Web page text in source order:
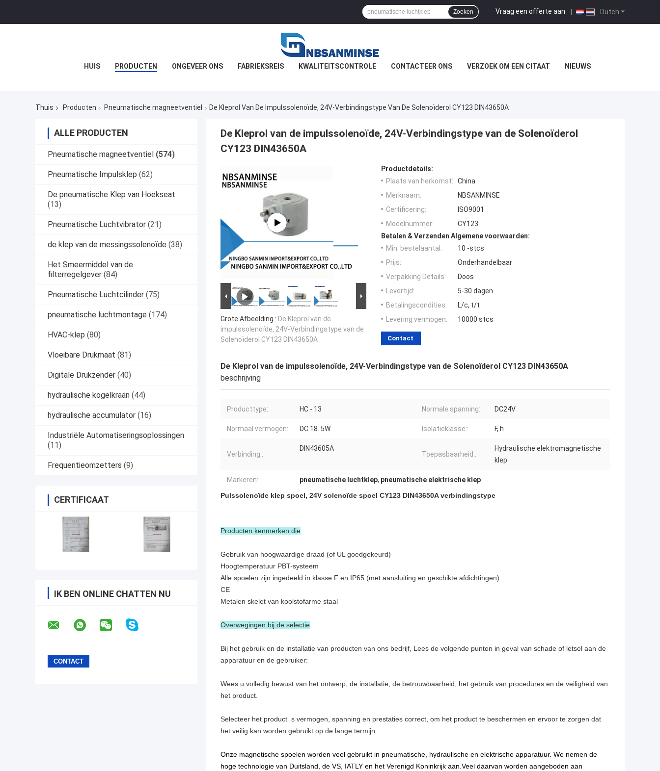
Dutch
Vraag een offerte aan |
Zoeken
HUIS PRODUCTEN ONGEVEER ONS FABRIEKSREIS KWALITEITSCONTROLE CONTACTEER ONS VERZOEK OM EEN CITAAT NIEUWS
Thuis Producten Pneumatische magneetventiel De Kleprol Van De Impulssolenoïde, 24V-Verbindingstype Van De Solenoïderol CY123 DIN43650A
ALLE PRODUCTEN
Pneumatische magneetventiel (574)
Pneumatische Impulsklep (62)
De pneumatische Klep van Hoekseat
(13)
Pneumatische Luchtvibrator (21)
de klep van de messingssolenoïde (38)
Het Smeermiddel van de
filterregelgever (84)
Pneumatische Luchtcilinder (75)
pneumatische luchtmontage (174)
HVAC-klep (80)
Vloeibare Drukmaat (81)
Digitale Drukzender (40)
hydraulische kogelkraan (44)
hydraulische accumulator (16)
Industriële Automatiseringsoplossingen
(11)
Frequentieomzetters (9)
CERTIFICAAT
IK BEN ONLINE CHATTEN NU
De Kleprol van de impulssolenoïde, 24V-Verbindingstype van de Solenoïderol
CY123 DIN43650A
Grote Afbeelding : De Kleprol van de
impulssolenoïde, 24V-Verbindingstype van de
Solenoïderol CY123 DIN43650A
Productdetails:
Plaats van herkomst:
China
Merknaam:
NBSANMINSE
Certificering:
ISO9001
Modelnummer:
CY123
Betalen & Verzenden Algemene voorwaarden:
Min. bestelaantal:
10 -stcs
Prijs:
Onderhandelbaar
Verpakking Details:
Doos
Levertijd:
5-30 dagen
Betalingscondities:
L/c, t/t
Levering vermogen:
10000 stcs
Contact
De Kleprol van de impulssolenoïde, 24V-Verbindingstype van de Solenoïderol CY123 DIN43650A
beschrijving
Producttype:: HC - 13 Normale spanning:: DC24V
Normaal vermogen:: DC 18. 5W Isolatieklasse:: F, h
Verbinding::
DIN43605A
Toepasbaarheid::
Hydraulische elektromagnetische
klep
Markeren: pneumatische luchtklep, pneumatische elektrische klep
Pulssolenoïde klep spoel, 24V solenoïde spoel CY123 DIN43650A verbindingstype
Producten kenmerken die
Gebruik van hoogwaardige draad (of UL goedgekeurd)
Hoogtemperatuur PBT-systeem
Alle spoelen zijn ingedeeld in klasse F en IP65 (met aansluiting en geschikte afdichtingen)
CE
Metalen skelet van koolstofarme staal
Overwegingen bij de selectie
Bij het gebruik en de installatie van producten van ons bedrijf, Lees de volgende punten in geval van schade of letsel aan de
apparatuur en de gebruiker:
Wees u volledig bewust van het ontwerp, de installatie, de betrouwbaarheid, het gebruik van procedures en de veiligheid van
het product.
Selecteer het product  s vermogen, spanning en prestaties correct, om het product te beschermen en ervoor te zorgen dat
het veilig kan worden gebruikt op de lange termijn.
Onze magnetische spoelen worden veel gebruikt in pneumatische, hydraulische en elektrische apparatuur. We nemen de
hoge technologie van Duitsland, de VS, IATLY en het Verenigd Koninkrijk aan.Veel daarvan worden aangeboden aan